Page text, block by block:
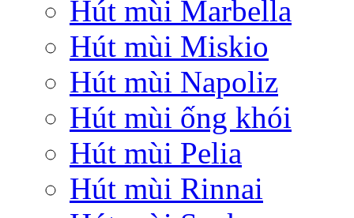
Hút mùi Marbella
Hút mùi Miskio
Hút mùi Napoliz
Hút mùi ống khói
Hút mùi Pelia
Hút mùi Rinnai